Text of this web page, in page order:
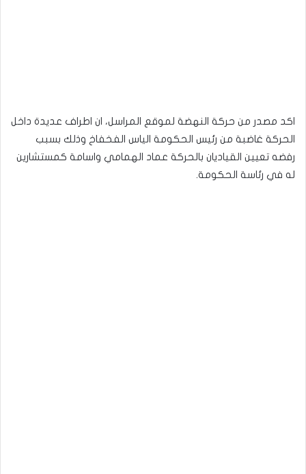
اكد مصدر من حركة النهضة لموقع المراسل، ان اطراف عديدة داخل
الحركة غاضبة من رئيس الحكومة الياس الفخفاخ وذلك بسبب
رفضه تعيين القياديان بالحركة عماد الهمامي واسامة كمستشارين
له في رئاسة الحكومة.